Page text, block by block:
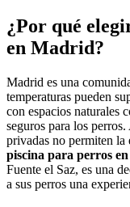
¿Por qué
en Madrid?
Madrid es una
temperaturas pueden
con espacios naturales
seguros para los
privadas no permiten la
piscina para perros
Fuente el Saz, es una
a sus perros una